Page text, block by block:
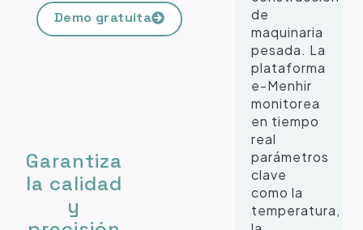
Demo gratuita
Garantiza
la calidad
y
de
maquinaria
pesada. La
plataforma
e-Menhir
monitorea
en tiempo
real
parámetros
clave
como la
temperatura,